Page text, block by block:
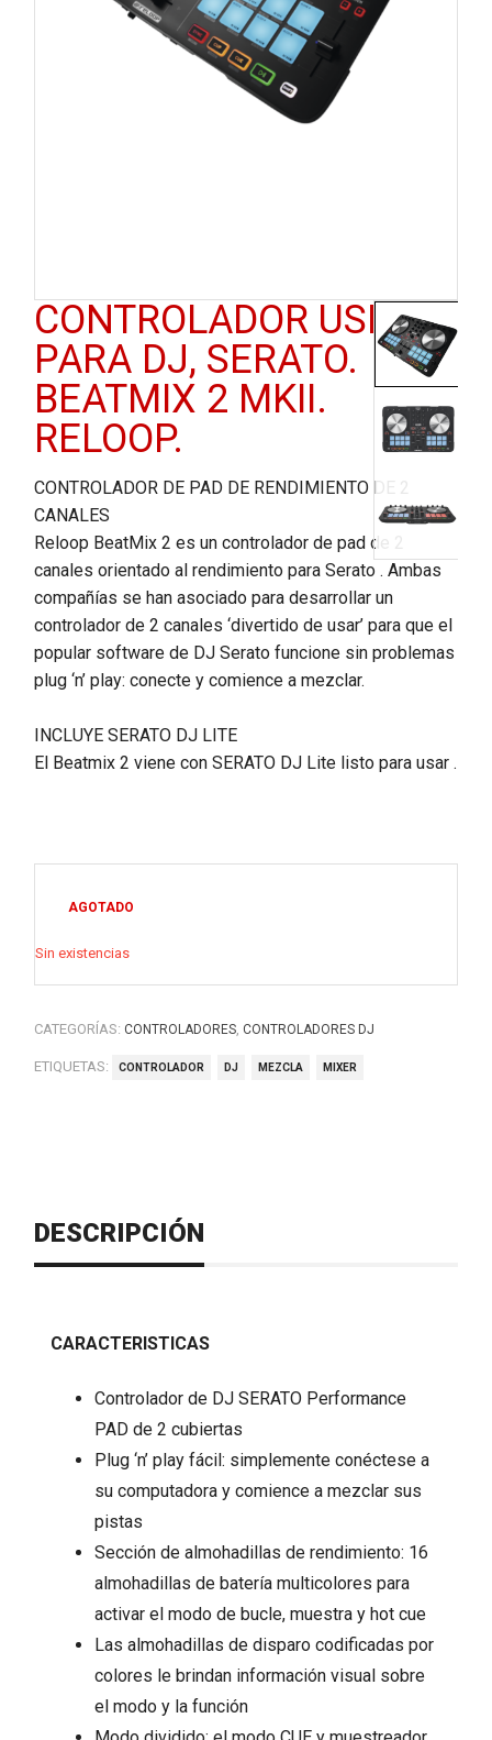
CONTROLADOR USB
PARA DJ, SERATO.
BEATMIX 2 MKII.
RELOOP.
CONTROLADOR DE PAD DE RENDIMIENTO DE 2
CANALES
Reloop BeatMix 2 es un controlador de pad de 2
canales orientado al rendimiento para Serato . Ambas
compañías se han asociado para desarrollar un
controlador de 2 canales ‘divertido de usar’ para que el
popular software de DJ Serato funcione sin problemas
plug ‘n’ play: conecte y comience a mezclar.
INCLUYE SERATO DJ LITE
El Beatmix 2 viene con SERATO DJ Lite listo para usar .
AGOTADO
Sin existencias
CATEGORÍAS: CONTROLADORES, CONTROLADORES DJ
ETIQUETAS: CONTROLADOR DJ MEZCLA MIXER
DESCRIPCIÓN
CARACTERISTICAS
Controlador de DJ SERATO Performance
PAD de 2 cubiertas
Plug ‘n’ play fácil: simplemente conéctese a
su computadora y comience a mezclar sus
pistas
Sección de almohadillas de rendimiento: 16
almohadillas de batería multicolores para
activar el modo de bucle, muestra y hot cue
Las almohadillas de disparo codificadas por
colores le brindan información visual sobre
el modo y la función